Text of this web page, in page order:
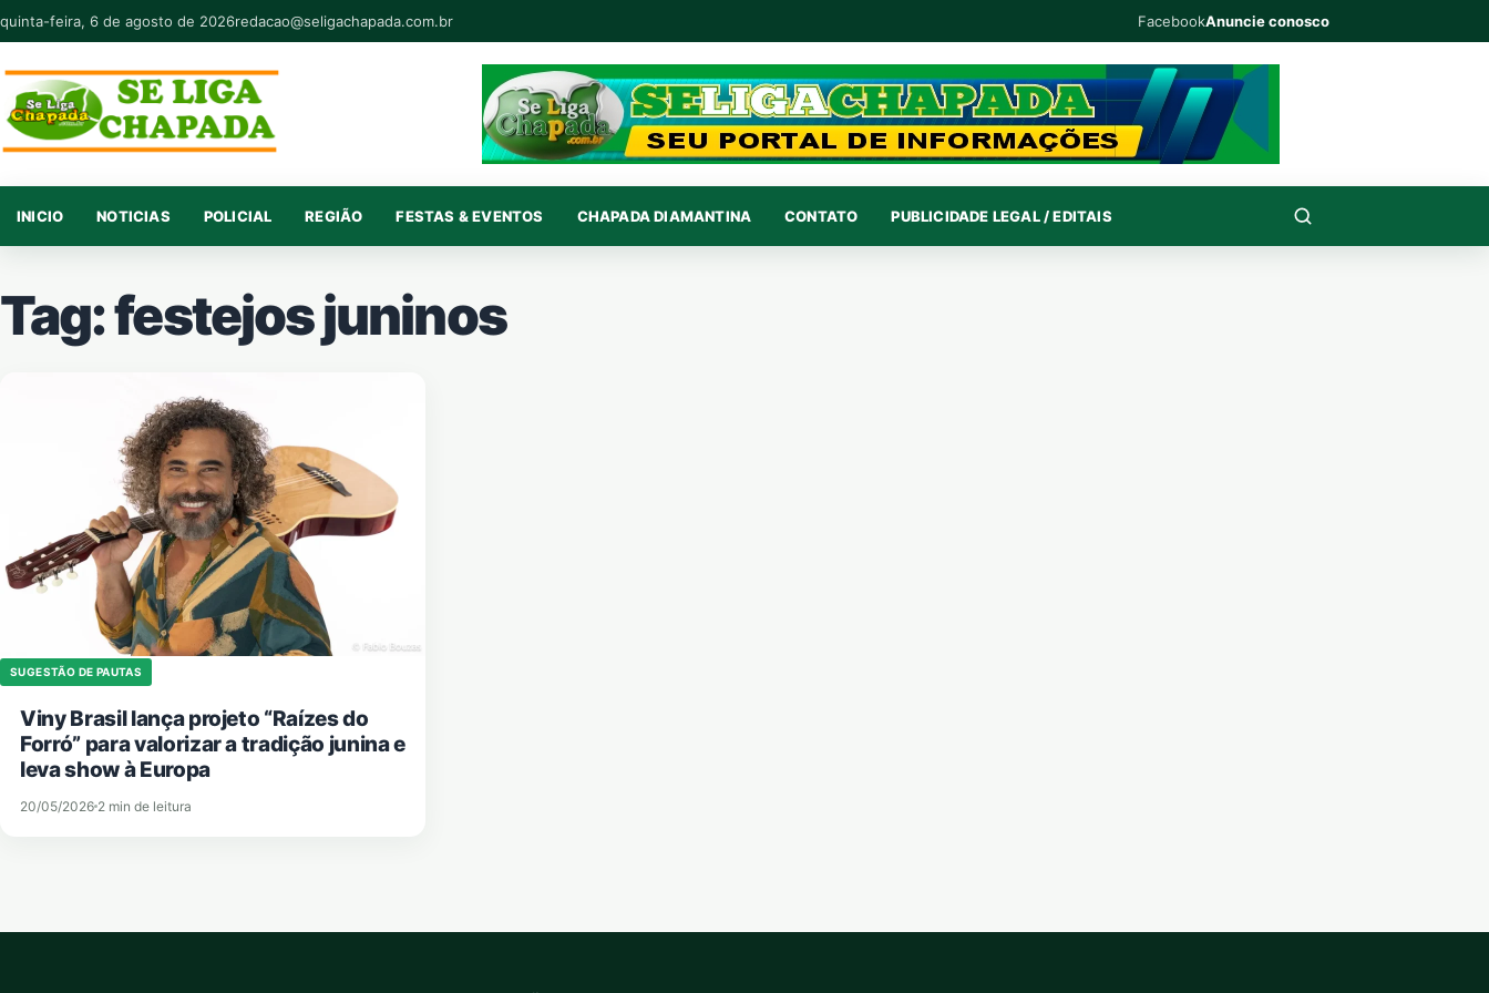
Pular para o conteúdo
quinta-feira, 6 de agosto de 2026redacao@seligachapada.com.br FacebookAnuncie conosco
INICIO NOTICIAS POLICIAL REGIÃO FESTAS & EVENTOS CHAPADA DIAMANTINA CONTATO PUBLICIDADE LEGAL / EDITAIS
Tag:festejos juninos
SUGESTÃO DE PAUTAS
Viny Brasil lança projeto “Raízes do
Forró” para valorizar a tradição junina e
leva show à Europa
20/05/2026 2 min de leitura